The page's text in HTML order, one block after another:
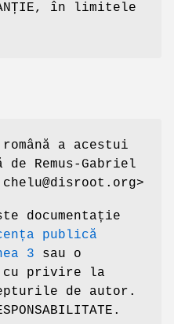
în limitele
a acestui
Remus-Gabriel
documentație
publică
3 sau o
cu privire la
de autor.